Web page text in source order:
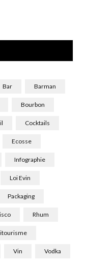
Bar Barman
Bourbon
Cocktails
Ecosse
Infographie
Loi Evin
Packaging
Rhum
Vin Vodka